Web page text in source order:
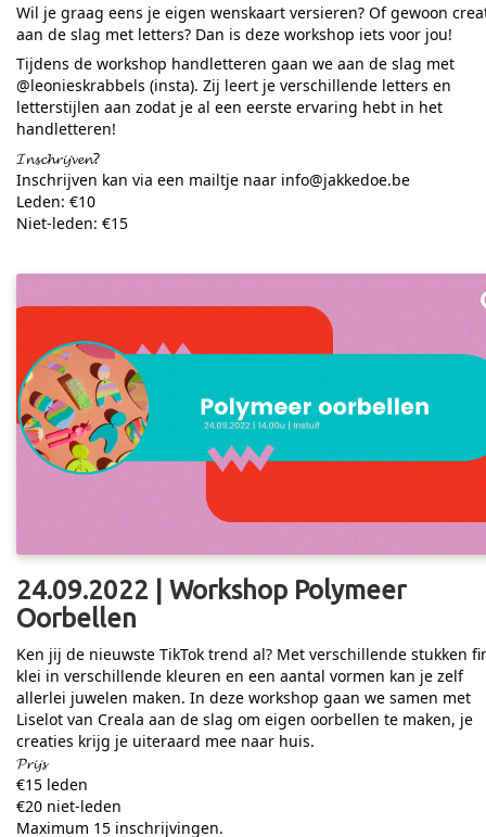
Wil je graag eens je eigen wenskaart versieren? Of gewoon
aan de slag met letters? Dan is deze workshop iets voor jou!
Tijdens de workshop handletteren gaan we aan de slag met
@leonieskrabbels (insta). Zij leert je verschillende letters en
letterstijlen aan zodat je al een eerste ervaring hebt in het
handletteren!
𝓘𝓷𝓼𝓬𝓱𝓻𝓲𝓳𝓿𝓮𝓷?
Inschrijven kan via een mailtje naar info@jakkedoe.be
Leden: €10
Niet-leden: €15
24.09.2022 | Workshop Polymeer
Oorbellen
Ken jij de nieuwste TikTok trend al? Met verschillende stukken
klei in verschillende kleuren en een aantal vormen kan je zelf
allerlei juwelen maken. In deze workshop gaan we samen met
Liselot van Creala aan de slag om eigen oorbellen te maken, je
creaties krijg je uiteraard mee naar huis.
𝓟𝓻𝓲𝓳𝓼
€15 leden
€20 niet-leden
Maximum 15 inschrijvingen.